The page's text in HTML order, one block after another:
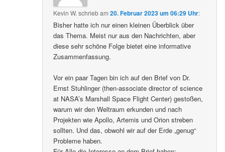
Kevin W. schriebam20. Februar 2023 um 06:29 Uhr:
Bisher hatte ich nur einen kleinen Überblick über
das Thema. Meist nur aus den Nachrichten, aber
diese sehr schöne Folge bietet eine informative
Zusammenfassung.
Vor ein paar Tagen bin ich auf den Brief von Dr.
Ernst Stuhlinger (then-associate director of science
at NASA’s Marshall Space Flight Center) gestoßen,
warum wir den Weltraum erkunden und nach
Projekten wie Apollo, Artemis und Orion streben
sollten. Und das, obwohl wir auf der Erde „genug“
Probleme haben.